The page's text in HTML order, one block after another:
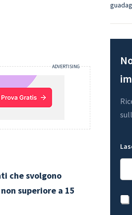
che svolgono
superiore a 15
a
a
u
a
DA
c